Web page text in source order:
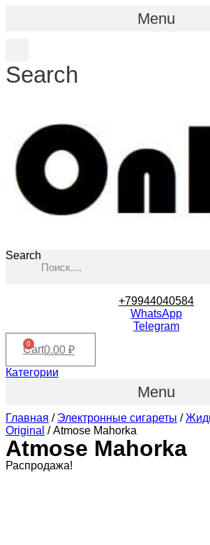
Menu
Search
Search
+79944040584
WhatsApp
Telegram
0.00 ₽
0
Cart
Категории
Menu
Главная / Электронные сигареты /
Original / Atmose Mahorka
Atmose Mahorka
Распродажа!